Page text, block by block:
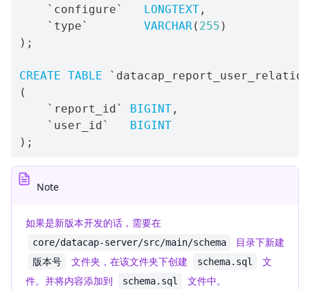
` configure` LONGTEXT ,
` type` VARCHAR( 255 )
) ;
CREATE TABLE ` datacap_report_user_relation
(
` report_id` BIGINT ,
` user_id`
BIGINT
) ;
Note
如果是新版本开发的话，需要在
core/datacap-server/src/main/schema 目录下新建
版本号 文件夹，在该文件夹下创建 schema.sql
文
件。并将内容添加到
schema.sql 文件中。